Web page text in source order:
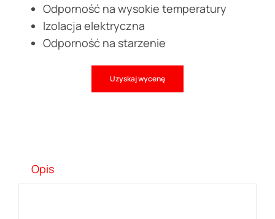
Odporność na wysokie temperatury
Izolacja elektryczna
Odporność na starzenie
Uzyskaj wycenę
Opis